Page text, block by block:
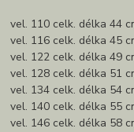
vel. 110 celk. délka 44
vel. 116 celk. délka 45
vel. 122 celk. délka 49
vel. 128 celk. délka 51
vel. 134 celk. délka 54
vel. 140 celk. délka 55
vel. 146 celk. délka 58